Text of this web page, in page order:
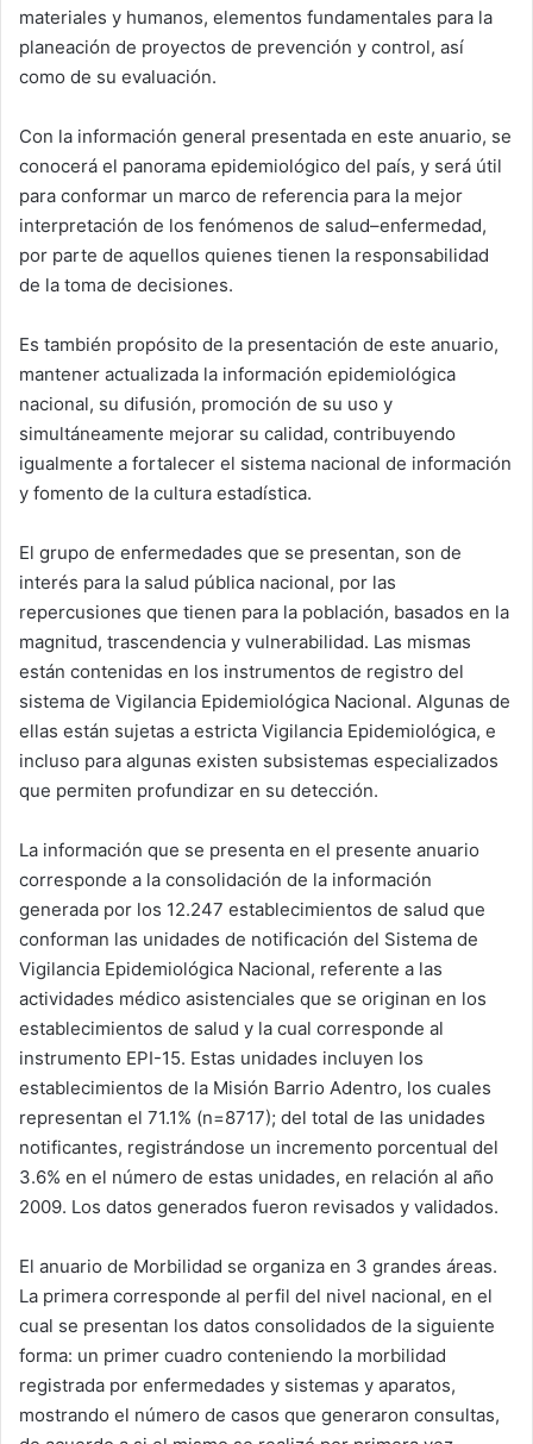
materiales y humanos, elementos fundamentales para la
planeación de proyectos de prevención y control, así
como de su evaluación.
Con la información general presentada en este anuario, se
conocerá el panorama epidemiológico del país, y será útil
para conformar un marco de referencia para la mejor
interpretación de los fenómenos de salud–enfermedad,
por parte de aquellos quienes tienen la responsabilidad
de la toma de decisiones.
Es también propósito de la presentación de este anuario,
mantener actualizada la información epidemiológica
nacional, su difusión, promoción de su uso y
simultáneamente mejorar su calidad, contribuyendo
igualmente a fortalecer el sistema nacional de información
y fomento de la cultura estadística.
El grupo de enfermedades que se presentan, son de
interés para la salud pública nacional, por las
repercusiones que tienen para la población, basados en la
magnitud, trascendencia y vulnerabilidad. Las mismas
están contenidas en los instrumentos de registro del
sistema de Vigilancia Epidemiológica Nacional. Algunas de
ellas están sujetas a estricta Vigilancia Epidemiológica, e
incluso para algunas existen subsistemas especializados
que permiten profundizar en su detección.
La información que se presenta en el presente anuario
corresponde a la consolidación de la información
generada por los 12.247 establecimientos de salud que
conforman las unidades de notificación del Sistema de
Vigilancia Epidemiológica Nacional, referente a las
actividades médico asistenciales que se originan en los
establecimientos de salud y la cual corresponde al
instrumento EPI-15. Estas unidades incluyen los
establecimientos de la Misión Barrio Adentro, los cuales
representan el 71.1% (n=8717); del total de las unidades
notificantes, registrándose un incremento porcentual del
3.6% en el número de estas unidades, en relación al año
2009. Los datos generados fueron revisados y validados.
El anuario de Morbilidad se organiza en 3 grandes áreas.
La primera corresponde al perfil del nivel nacional, en el
cual se presentan los datos consolidados de la siguiente
forma: un primer cuadro conteniendo la morbilidad
registrada por enfermedades y sistemas y aparatos,
mostrando el número de casos que generaron consultas,